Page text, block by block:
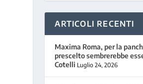
ARTICOLI RECENTI
Maxima Roma, per la
prescelto sembrerebbe
Cotelli Luglio 24, 2026